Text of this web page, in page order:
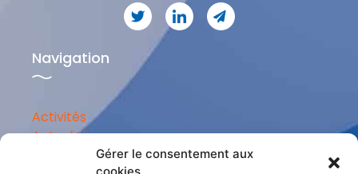
Gérer le consentement aux
Navigation
Activités
Actualités
Ressources